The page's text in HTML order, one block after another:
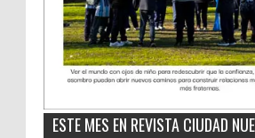
ESTE MES EN REVISTA CIUDAD